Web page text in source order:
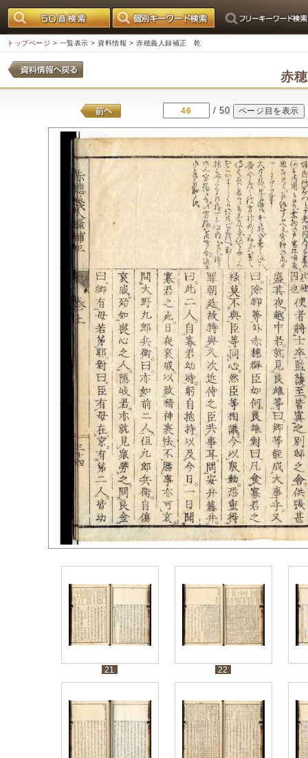
トップページ > 一覧表示 > 資料情報 > 赤穂義人録補正 乾
赤
/ 50
21 22